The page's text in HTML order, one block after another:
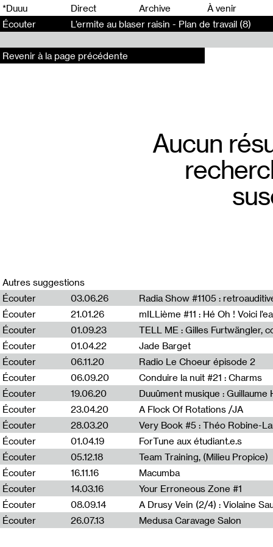
*Duuu Direct Archive À venir
Écouter
L’ermite au blaser raisin - Plan de travail (8)
Revenir à la page précédente
Aucun
Autres suggestions
Écouter
03.06.26 Radia Show #1105 :
Écouter
21.01.26 mILLième #11 : Hé Oh ! Voici
Écouter
01.09.23 TELL ME : Gilles Furtwängler,
Écouter
01.04.22 Jade Barget
Écouter
06.11.20 Radio Le Choeur épisode 2
Écouter
06.09.20 Conduire la nuit #21 : Charms
Écouter
19.06.20 Duuûment musique : Guillaume
Écouter
23.04.20 A Flock Of Rotations /JA
Écouter
28.03.20 Very Book #5 : Théo Robine-
Écouter
01.04.19 ForTune aux étudiant.e.s
Écouter
05.12.18 Team Training, (Milieu Propice)
Écouter
16.11.16 Macumba
Écouter
14.03.16 Your Erroneous Zone #1
Écouter
08.09.14 A Drusy Vein (2/4) : Violaine
Écouter
26.07.13 Medusa Caravage Salon